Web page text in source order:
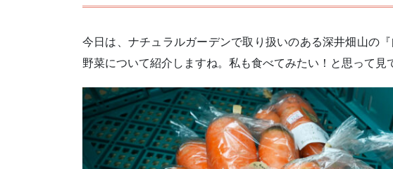
今日は、ナチュラルガーデンで取り扱いのある深井畑山の
野菜について紹介しますね。私も食べてみたい！と思って見